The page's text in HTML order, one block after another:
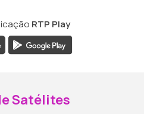
RTP Play
Satélites